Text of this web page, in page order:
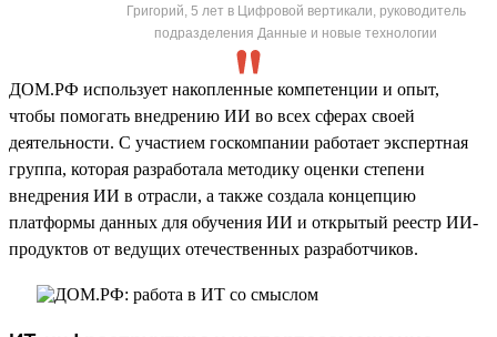
Григорий, 5 лет в Цифровой вертикали, руководитель
подразделения Данные и новые технологии
ДОМ.РФ использует накопленные компетенции и опыт,
чтобы помогать внедрению ИИ во всех сферах своей
деятельности. С участием госкомпании работает экспертная
группа, которая разработала методику оценки степени
внедрения ИИ в отрасли, а также создала концепцию
платформы данных для обучения ИИ и открытый реестр ИИ-
продуктов от ведущих отечественных разработчиков.